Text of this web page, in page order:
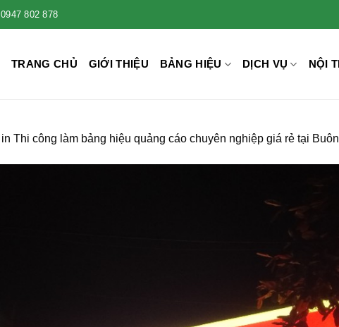
0947 802 878
TRANG CHỦ GIỚI THIỆU BẢNG HIỆU DỊCH VỤ NỘI
in Thi công làm bảng hiệu quảng cáo chuyên nghiệp giá rẻ tại